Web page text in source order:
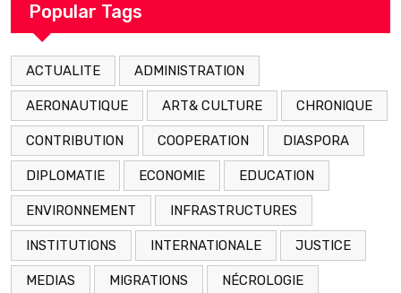
Popular Tags
ACTUALITE ADMINISTRATION
AERONAUTIQUE ART& CULTURE CHRONIQUE
CONTRIBUTION COOPERATION DIASPORA
DIPLOMATIE ECONOMIE EDUCATION
ENVIRONNEMENT INFRASTRUCTURES
INSTITUTIONS INTERNATIONALE JUSTICE
MEDIAS MIGRATIONS NÉCROLOGIE